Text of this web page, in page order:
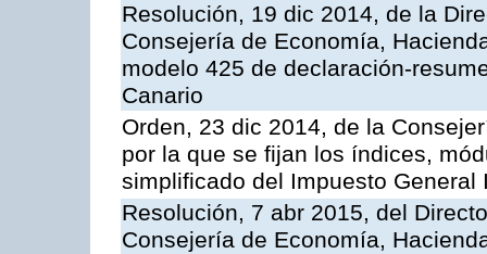
Resolución, 19 dic 2014, de la
Consejería de Economía,
modelo 425 de declaración-
Canario
Orden, 23 dic 2014, de la
por la que se fijan los índices,
simplificado del Impuesto
Resolución, 7 abr 2015, del
Consejería de Economía,